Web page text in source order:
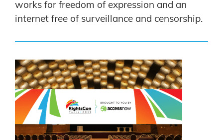
works for freedom of expression and an
internet free of surveillance and censorship.